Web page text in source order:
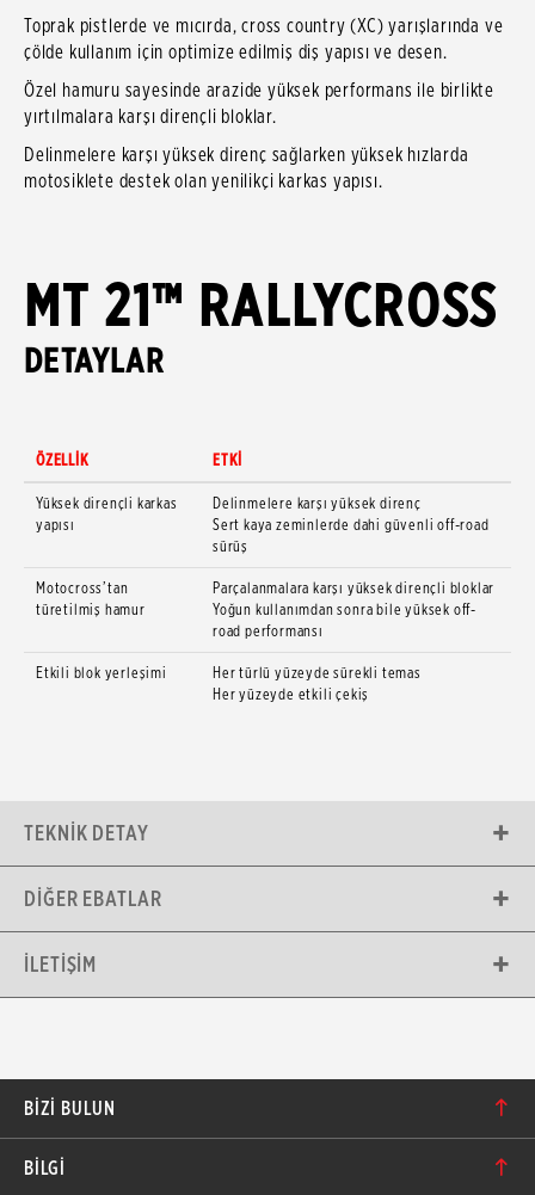
Toprak pistlerde ve mıcırda, cross country (XC) yarışlarında ve
çölde kullanım için optimize edilmiş diş yapısı ve desen.
Özel hamuru sayesinde arazide yüksek performans ile birlikte
yırtılmalara karşı dirençli bloklar.
Delinmelere karşı yüksek direnç sağlarken yüksek hızlarda
motosiklete destek olan yenilikçi karkas yapısı.
MT 21™ RALLYCROSS
DETAYLAR
ÖZELLİK ETKİ
Yüksek dirençli karkas
yapısı
Delinmelere karşı yüksek direnç
Sert kaya zeminlerde dahi güvenli off-road
sürüş
Motocross’tan
türetilmiş hamur
Parçalanmalara karşı yüksek dirençli bloklar
Yoğun kullanımdan sonra bile yüksek off-
road performansı
Etkili blok yerleşimi
Her türlü yüzeyde sürekli temas
Her yüzeyde etkili çekiş
TEKNIK DETAY
DIĞER EBATLAR
İLETIŞIM
BIZI BULUN
BİLGİ